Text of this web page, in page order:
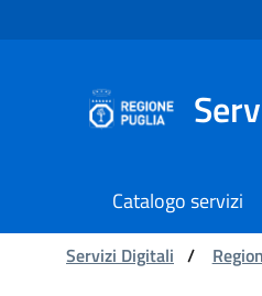
Catalogo servizi
Ti trovi in:
Servizi Digitali /